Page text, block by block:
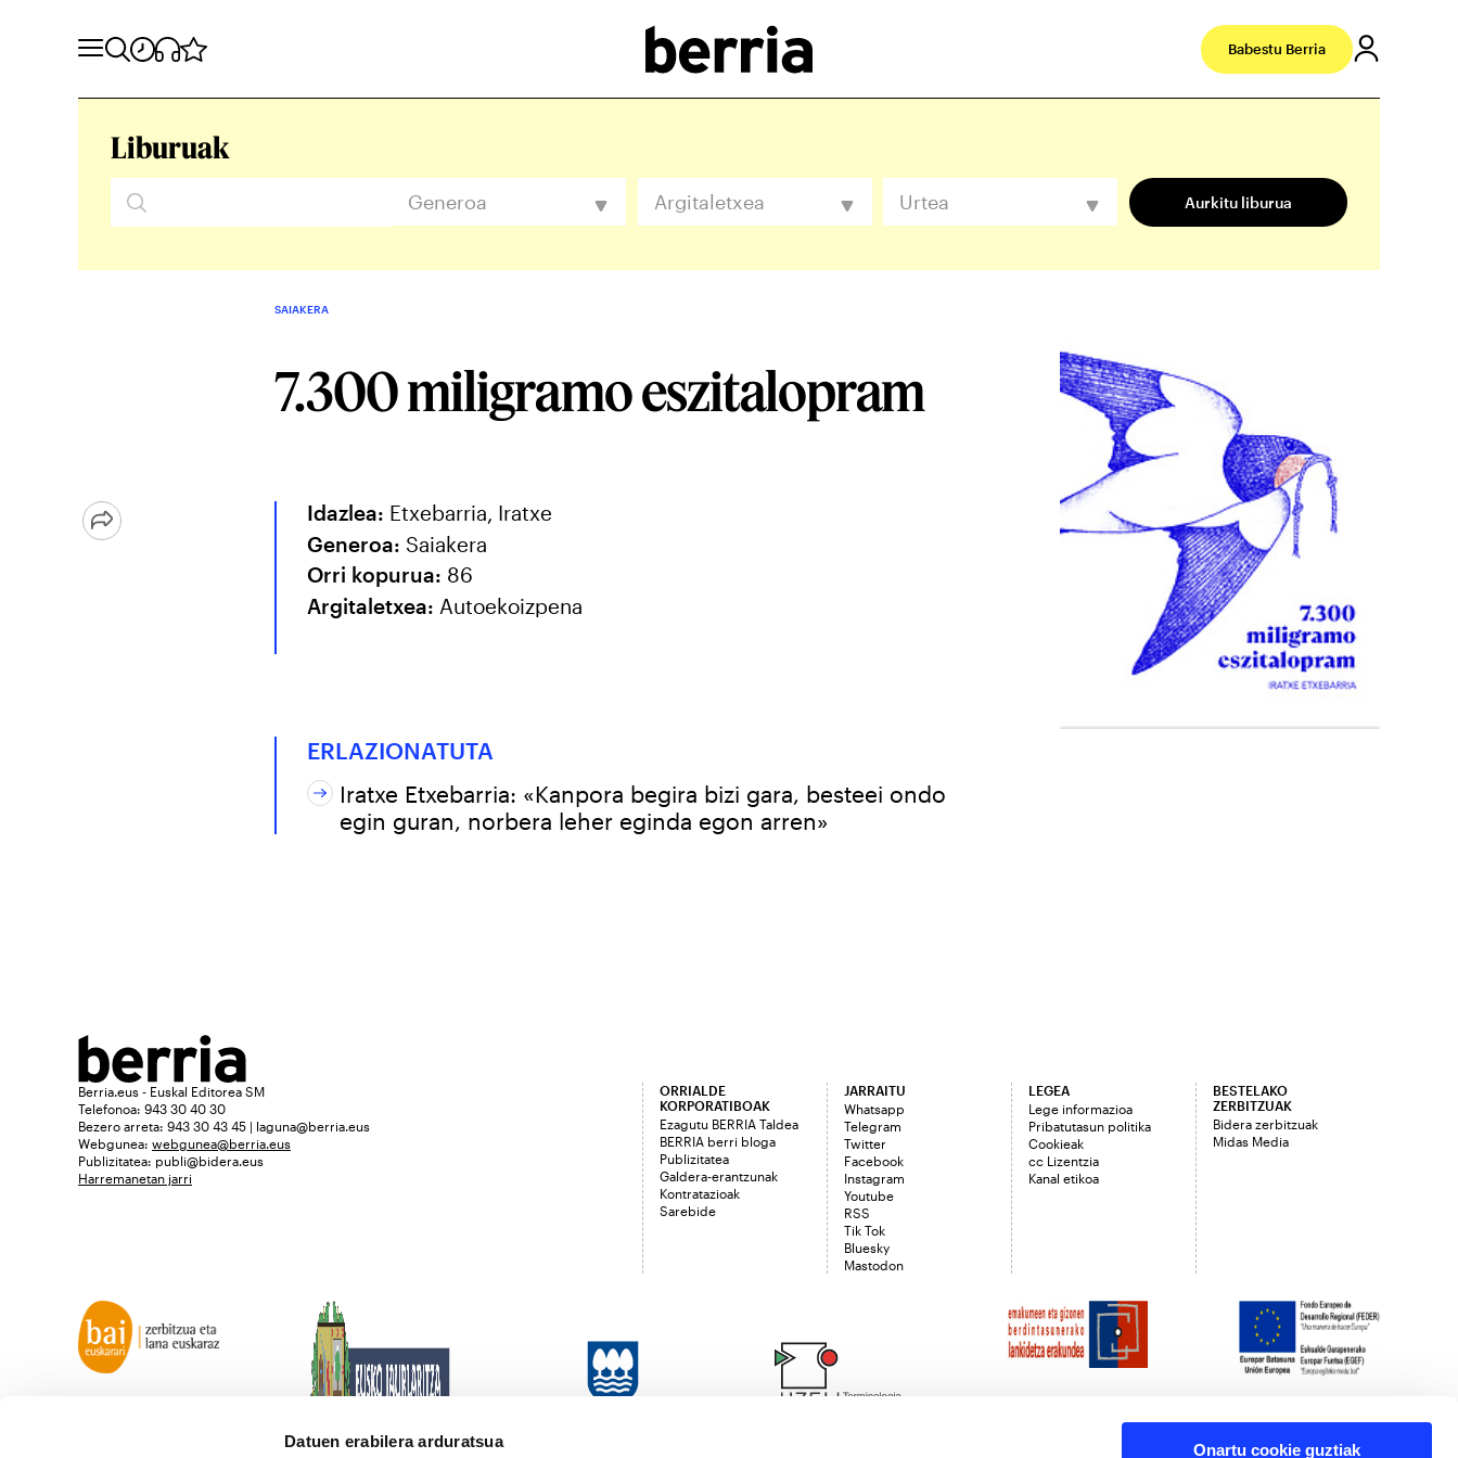
Datuen erabilera arduratsua Onartu cookie guztiak
Babestu Berria
Liburuak
Generoa Argitaletxea Urtea Aurkitu liburua
SAIAKERA
7.300 miligramo eszitalopram
Idazlea: Etxebarria, Iratxe
Generoa: Saiakera
Orri kopurua: 86
Argitaletxea: Autoekoizpena
ERLAZIONATUTA
Iratxe Etxebarria: «Kanpora begira bizi gara, besteei ondo
egin guran, norbera leher eginda egon arren»
Berria.eus - Euskal Editorea SM
Telefonoa: 943 30 40 30
Bezero arreta: 943 30 43 45 | laguna@berria.eus
Webgunea: webgunea@berria.eus
Publizitatea: publi@bidera.eus
Harremanetan jarri
ORRIALDE
KORPORATIBOAK
Ezagutu BERRIA Taldea
BERRIA berri bloga
Publizitatea
Galdera-erantzunak
Kontratazioak
Sarebide
JARRAITU
Whatsapp
Telegram
Twitter
Facebook
Instagram
Youtube
RSS
Tik Tok
Bluesky
Mastodon
LEGEA
Lege informazioa
Pribatutasun politika
Cookieak
cc Lizentzia
Kanal etikoa
BESTELAKO
ZERBITZUAK
Bidera zerbitzuak
Midas Media